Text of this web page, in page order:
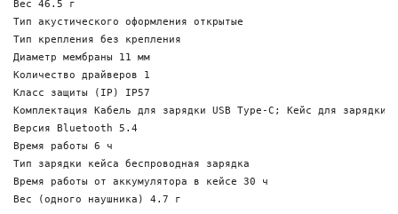
Вес 46.5 г
Тип акустического оформления открытые
Тип крепления без крепления
Диаметр мембраны 11 мм
Количество драйверов 1
Класс защиты (IP) IP57
Комплектация Кабель для зарядки USB Type-C; Кейс для зарядки
Версия Bluetooth 5.4
Время работы 6 ч
Тип зарядки кейса беспроводная зарядка
Время работы от аккумулятора в кейсе 30 ч